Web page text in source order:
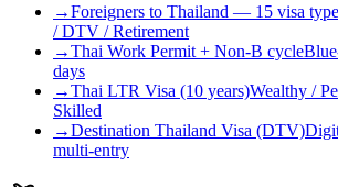
→Foreigners to Thailand — 15 visa
/ DTV / Retirement
→Thai Work Permit + Non-B cycle
days
→Thai LTR Visa (10 years)Wealthy /
Skilled
→Destination Thailand Visa (DTV)
multi-entry